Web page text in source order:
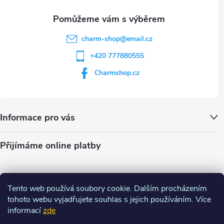
Tento web používá soubory cookie. Dalším procházením
tohoto webu vyjadřujete souhlas s jejich používáním. Více
informacízde
charm-shop@email.cz
+420 777880555
Charmshop.cz
Informace pro vás
Přijímáme online platby